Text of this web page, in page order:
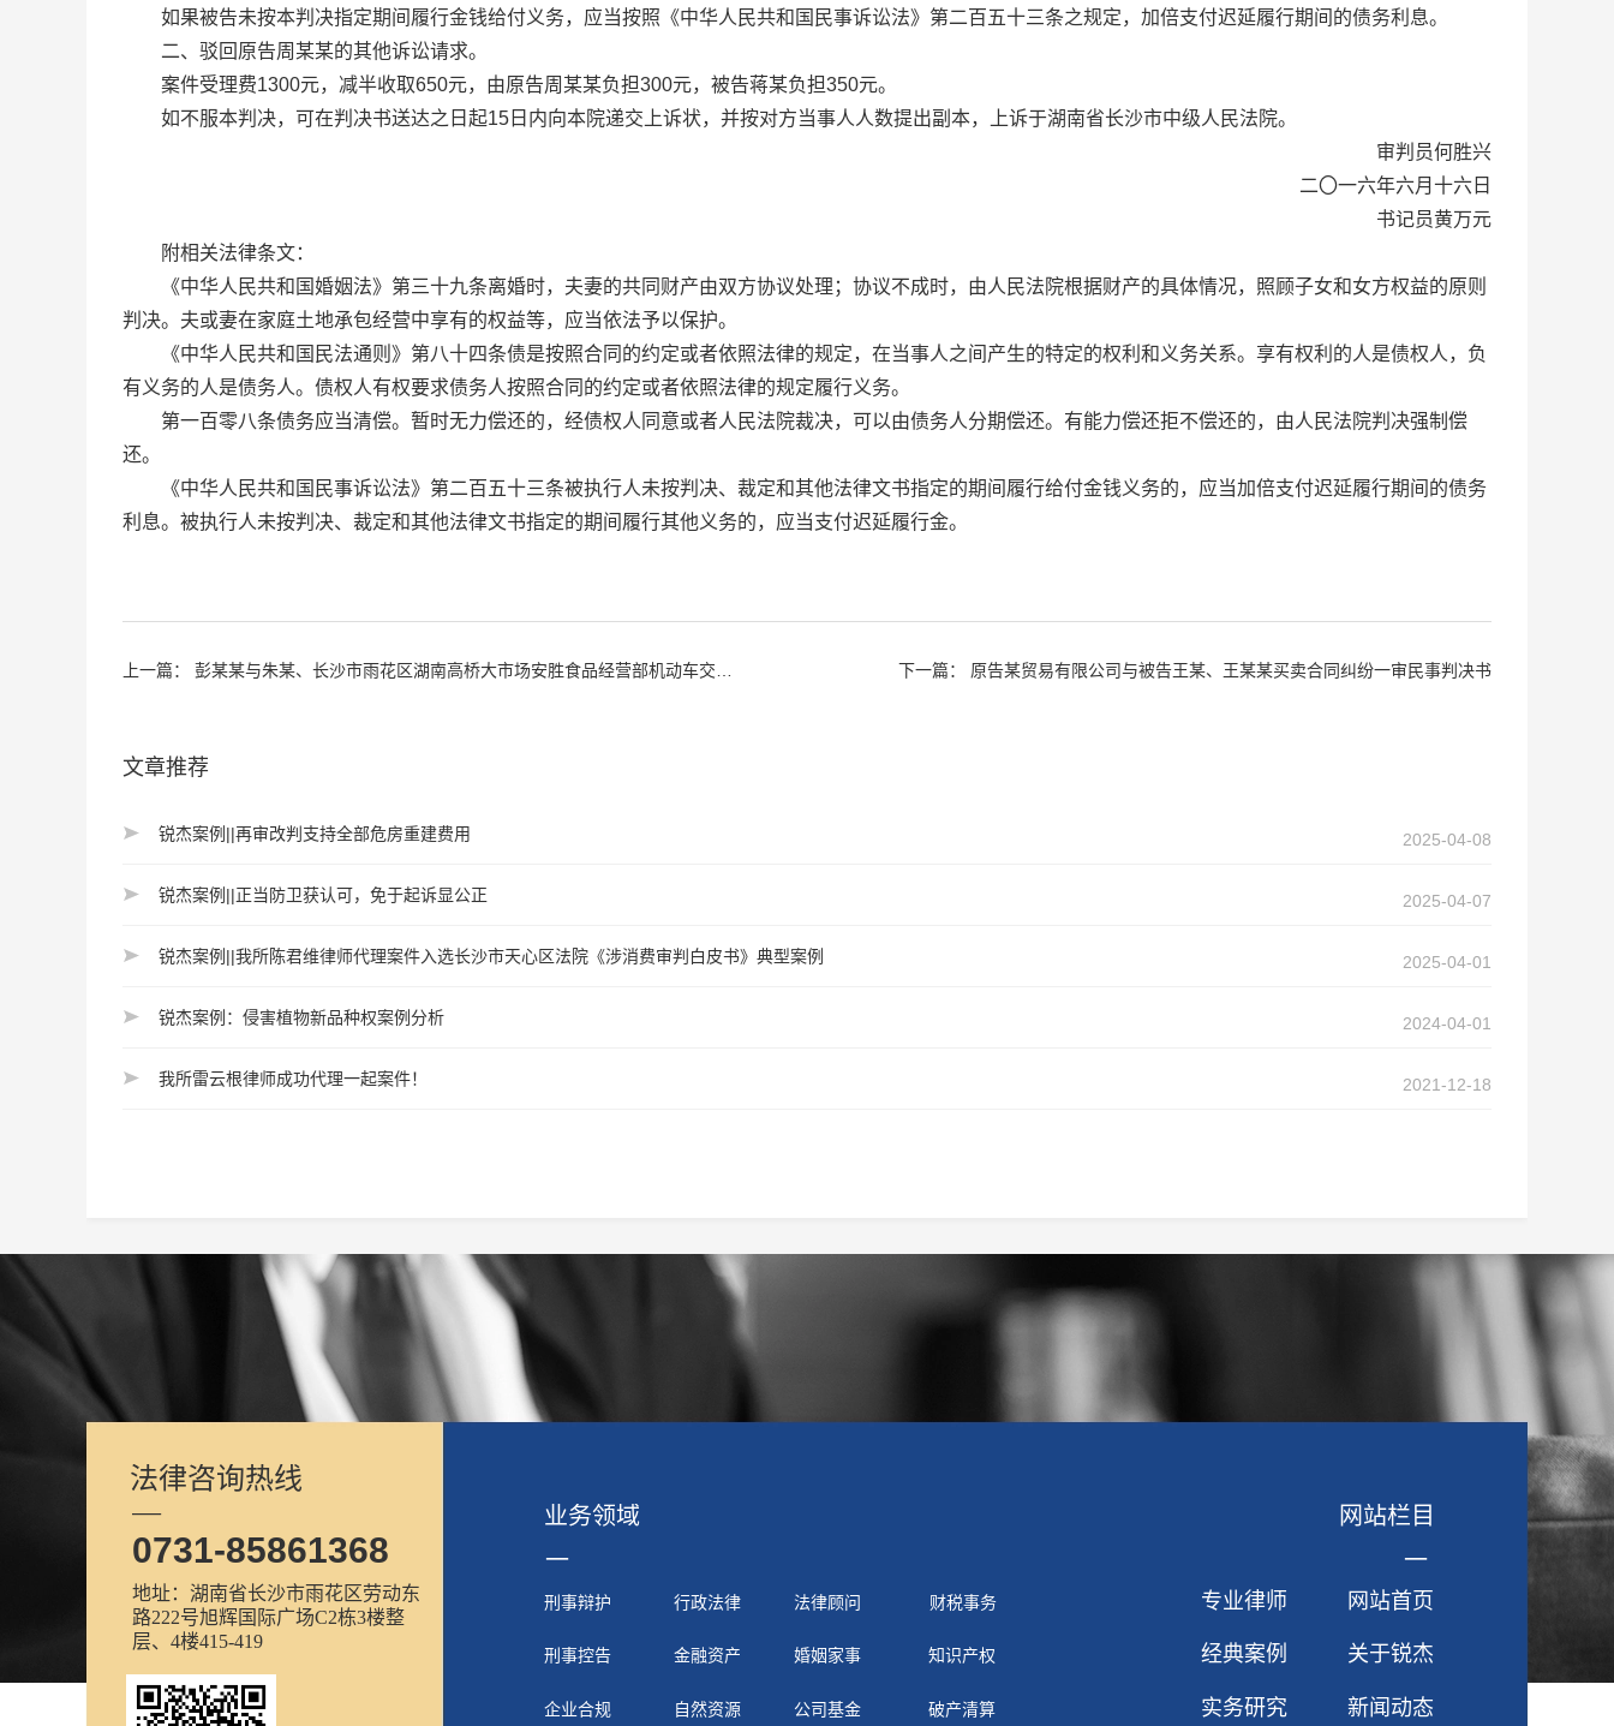
如果被告未按本判决指定期间履行金钱给付义务，应当按照《中华人民共和国民事诉讼法》第二百五十三条之规定，加倍支付迟延履行期间的债务利息。
二、驳回原告周某某的其他诉讼请求。
案件受理费1300元，减半收取650元，由原告周某某负担300元，被告蒋某负担350元。
如不服本判决，可在判决书送达之日起15日内向本院递交上诉状，并按对方当事人人数提出副本，上诉于湖南省长沙市中级人民法院。
审判员何胜兴
二〇一六年六月十六日
书记员黄万元
附相关法律条文：
《中华人民共和国婚姻法》第三十九条离婚时，夫妻的共同财产由双方协议处理；协议不成时，由人民法院根据财产的具体情况，照顾子女和女方权益的原则
判决。夫或妻在家庭土地承包经营中享有的权益等，应当依法予以保护。
《中华人民共和国民法通则》第八十四条债是按照合同的约定或者依照法律的规定，在当事人之间产生的特定的权利和义务关系。享有权利的人是债权人，负
有义务的人是债务人。债权人有权要求债务人按照合同的约定或者依照法律的规定履行义务。
第一百零八条债务应当清偿。暂时无力偿还的，经债权人同意或者人民法院裁决，可以由债务人分期偿还。有能力偿还拒不偿还的，由人民法院判决强制偿
还。
《中华人民共和国民事诉讼法》第二百五十三条被执行人未按判决、裁定和其他法律文书指定的期间履行给付金钱义务的，应当加倍支付迟延履行期间的债务
利息。被执行人未按判决、裁定和其他法律文书指定的期间履行其他义务的，应当支付迟延履行金。
上一篇： 彭某某与朱某、长沙市雨花区湖南高桥大市场安胜食品经营部机动车交通事故责任纠纷一审民事判决书 下一篇： 原告某贸易有限公司与被告王某、王某某买卖合同纠纷一审民事判决书
文章推荐
锐杰案例||再审改判支持全部危房重建费用 2025-04-08
锐杰案例||正当防卫获认可，免于起诉显公正 2025-04-07
锐杰案例||我所陈君维律师代理案件入选长沙市天心区法院《涉消费审判白皮书》典型案例 2025-04-01
锐杰案例：侵害植物新品种权案例分析 2024-04-01
我所雷云根律师成功代理一起案件！ 2021-12-18
法律咨询热线
业务领域
一
一
刑事辩护 行政法律 法律顾问
婚姻家事
公司基金
财税事务
破产清算
知识产权
金融资产
自然资源
刑事控告
企业合规
网站首页
专业律师
经典案例
新闻动态
实务研究
关于锐杰
网站栏目
地址：湖南省长沙市雨花区劳动东
路222号旭辉国际广场C2栋3楼整
层、4楼415-419
0731-85861368
—